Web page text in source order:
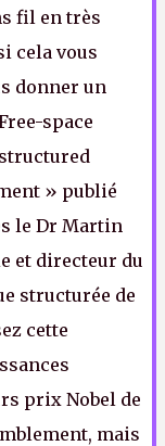
fil en très
cela vous
donner un
space
» publié
le Dr Martin
et directeur du
structurée de
cette
prix Nobel de
mais